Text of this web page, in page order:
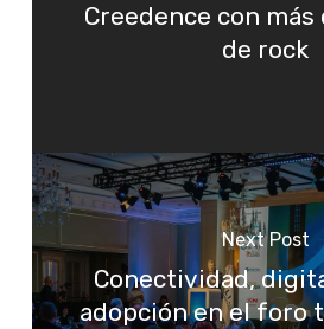
Creedence con más
de rock
Next Post
Conectividad,
adopción en el foro